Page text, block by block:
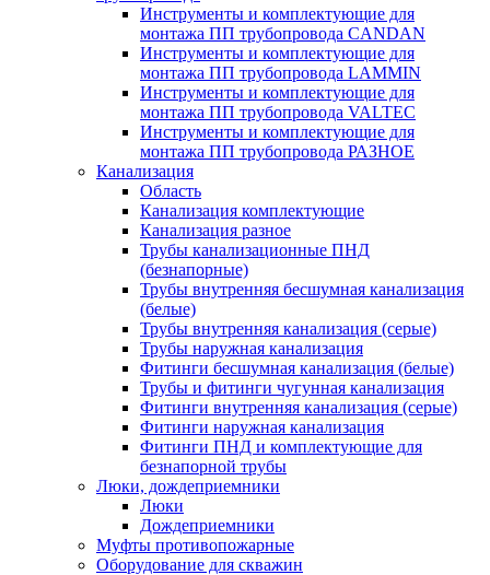
Инструменты и комплектующие для
монтажа ПП трубопровода CANDAN
Инструменты и комплектующие для
монтажа ПП трубопровода LAMMIN
Инструменты и комплектующие для
монтажа ПП трубопровода VALTEC
Инструменты и комплектующие для
монтажа ПП трубопровода РАЗНОЕ
Канализация
Область
Канализация комплектующие
Канализация разное
Трубы канализационные ПНД
(безнапорные)
Трубы внутренняя бесшумная канализация
(белые)
Трубы внутренняя канализация (серые)
Трубы наружная канализация
Фитинги бесшумная канализация (белые)
Трубы и фитинги чугунная канализация
Фитинги внутренняя канализация (серые)
Фитинги наружная канализация
Фитинги ПНД и комплектующие для
безнапорной трубы
Люки, дождеприемники
Люки
Дождеприемники
Муфты противопожарные
Оборудование для скважин